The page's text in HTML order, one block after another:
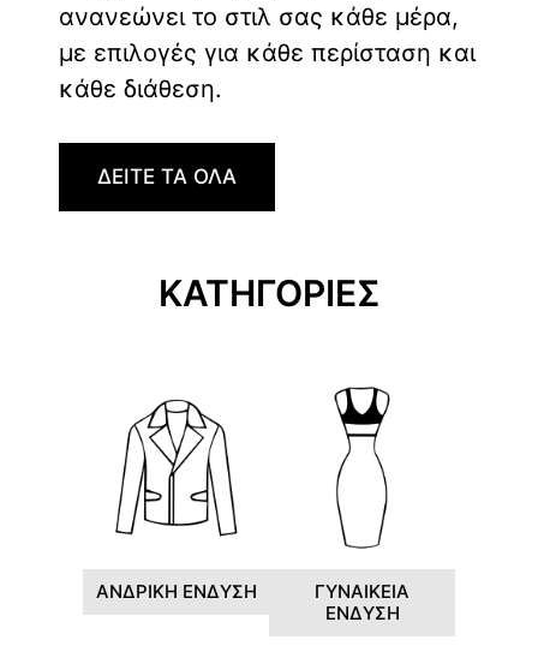
ανανεώνει το στιλ σας κάθε μέρα,
με επιλογές για κάθε περίσταση και
κάθε διάθεση.
ΔΕΙΤΕ ΤΑ ΟΛΑ
ΚΑΤΗΓΟΡΙΕΣ
ΑΝΔΡΙΚΗ ΕΝΔΥΣΗ
ΓΥΝΑΙΚΕΙΑ
ΕΝΔΥΣΗ